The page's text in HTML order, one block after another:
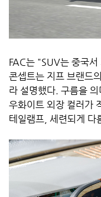
FAC는 "SUV는 중국
콘셉트는 지프 브랜드
라 설명했다. 구름을
우화이트 외장 컬러가
테일램프, 세련되게 다